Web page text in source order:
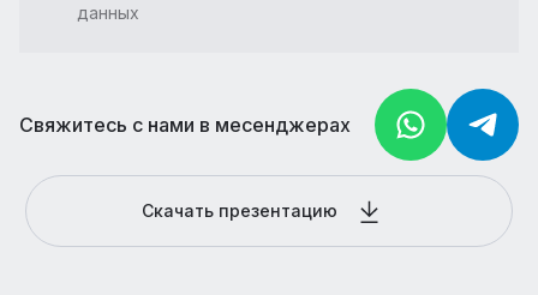
данных
Свяжитесь с нами в месенджерах
Скачать презентацию